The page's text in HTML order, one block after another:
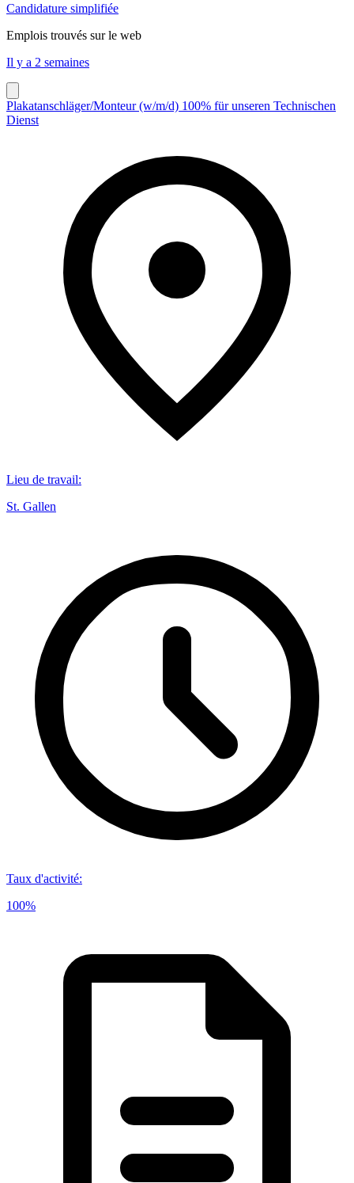
Candidature simplifiée
Emplois trouvés sur le web
Il y a 2 semaines
Plakatanschläger/Monteur (w/m/d) 100% für unseren Technischen
Dienst
Lieu de travail:
St. Gallen
Taux d'activité:
100%